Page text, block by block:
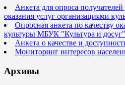
Анкета для опроса получателей
оказания услуг организациями
Опросная анкета по качеству
культуры МБУК "Культура и досуг"
Анкета о качестве и
Мониторинг интересов
Архивы